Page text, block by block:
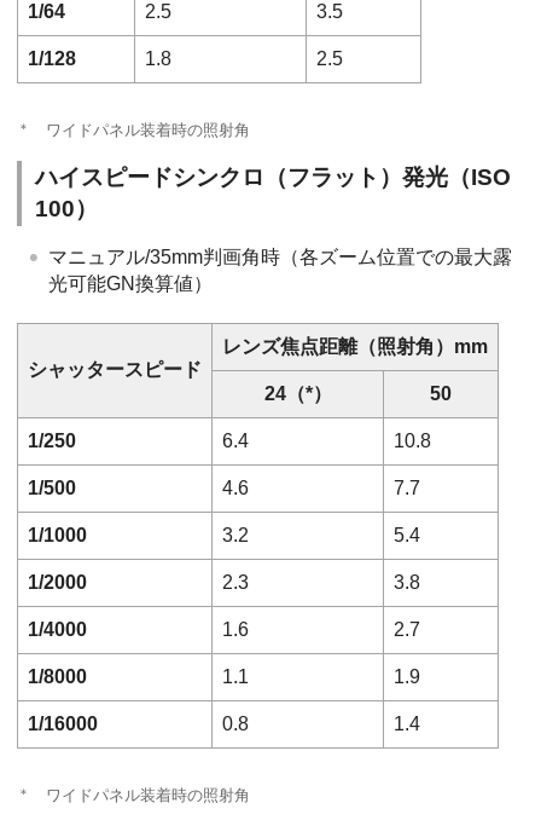
1/64 2.5 3.5
1/128 1.8 2.5
＊ ワイドパネル装着時の照射角
ハイスピードシンクロ（フラット）発光（ISO
100）
マニュアル/35mm判画角時（各ズーム位置での最大露
光可能GN換算値）
シャッタースピード
レンズ焦点距離（照射角）mm
24（*） 50
1/250 6.4 10.8
1/500 4.6 7.7
1/1000 3.2 5.4
1/2000 2.3 3.8
1/4000 1.6 2.7
1/8000 1.1 1.9
1/16000 0.8 1.4
＊ ワイドパネル装着時の照射角